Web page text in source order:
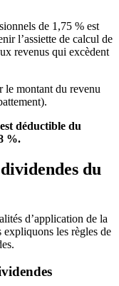
de 1,75 % est
l’assiette de calcul de
revenus qui excèdent
le montant du revenu
déductible du
%.
du
d’application de la
les règles de